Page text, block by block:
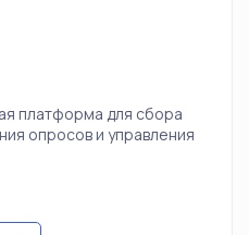
платформа для сбора
опросов и управления